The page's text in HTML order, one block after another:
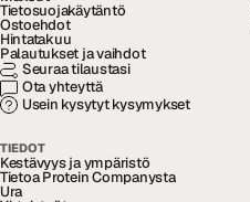
Tietosuojakäytäntö
Ostoehdot
Hintatakuu
Palautukset ja vaihdot
Seuraa tilaustasi
Ota yhteyttä
Usein kysytyt kysymykset
TIEDOT
Kestävyys ja ympäristö
Tietoa Protein Companysta
Ura